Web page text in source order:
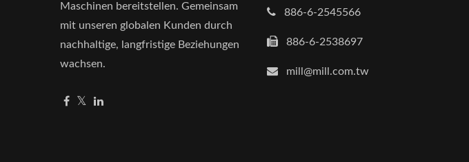
Maschinen bereitstellen. Gemeinsam
mit unseren globalen Kunden durch
nachhaltige, langfristige Beziehungen
wachsen.
886-6-2545566
886-6-2538697
mill@mill.com.tw